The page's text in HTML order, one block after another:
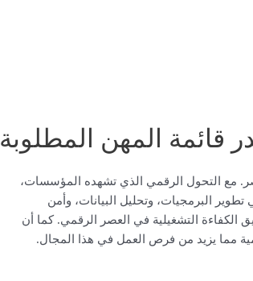
قائمة المهن المطلوبة
مع التحول الرقمي الذي تشهده المؤسسات،
البرمجيات، وتحليل البيانات، وأمن
الكفاءة التشغيلية في العصر الرقمي. كما أن
مما يزيد من فرص العمل في هذا المجال.